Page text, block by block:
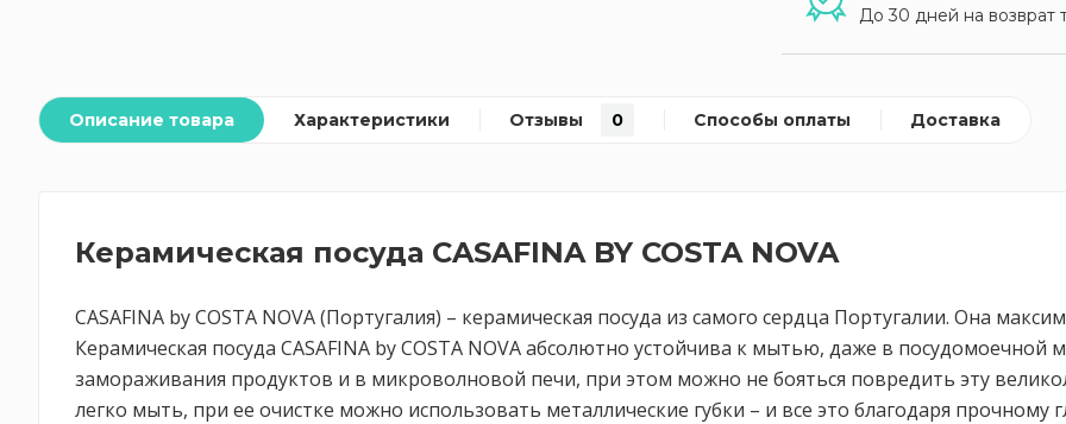
До 30 дней на возврат
Описание товара Характеристики Отзывы 0 Способы оплаты Доставка
Керамическая посуда CASAFINA BY COSTA NOVA
CASAFINA by COSTA NOVA (Португалия) – керамическая посуда из самого сердца Португалии. Она
Керамическая посуда CASAFINA by COSTA NOVA абсолютно устойчива к мытью, даже в
замораживания продуктов и в микроволновой печи, при этом можно не бояться повредить эту
легко мыть, при ее очистке можно использовать металлические губки – и все это благодаря